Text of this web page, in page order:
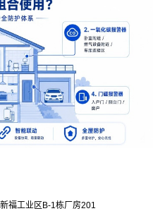
福工业区B-1栋厂房201